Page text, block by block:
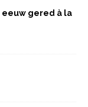
gered à la